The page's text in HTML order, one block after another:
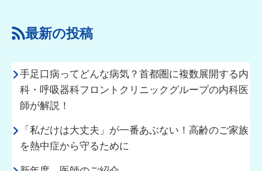
最新の投稿
手足口病ってどんな病気？首都圏に複数展開する内
科・呼吸器科フロントクリニックグループの内科医
師が解説！
「私だけは大丈夫」が一番あぶない！高齢のご家族
を熱中症から守るために